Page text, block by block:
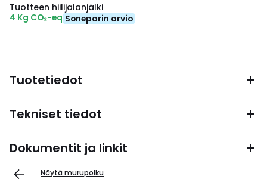
Tuotteen hiilijalanjälki
4 Kg CO₂-eq Soneparin arvio
Tuotetiedot
Tekniset tiedot
Dokumentit ja linkit
Näytä murupolku